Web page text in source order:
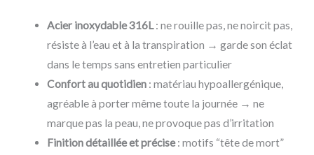
Acier inoxydable 316L: ne rouille pas, ne noircit pas,
résiste à l’eau et à la transpiration → garde son éclat
dans le temps sans entretien particulier
Confort au quotidien: matériau hypoallergénique,
agréable à porter même toute la journée → ne
marque pas la peau, ne provoque pas d’irritation
Finition détaillée et précise: motifs “tête de mort”